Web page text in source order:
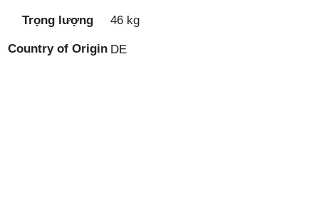
Trọng lượng 46 kg
Country of Origin DE